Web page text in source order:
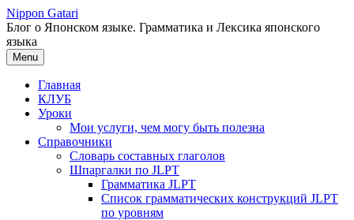
Перейти
к
содержимому
Nippon Gatari
Блог о Японском языке. Грамматика и Лексика японского
языка
Menu
Главная
КЛУБ
Уроки
Мои услуги, чем могу быть полезна
Справочники
Словарь составных глаголов
Шпаргалки по JLPT
Грамматика JLPT
Список грамматических конструкций JLPT
по уровням